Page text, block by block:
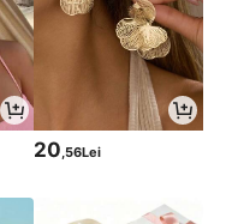
20,56Lei